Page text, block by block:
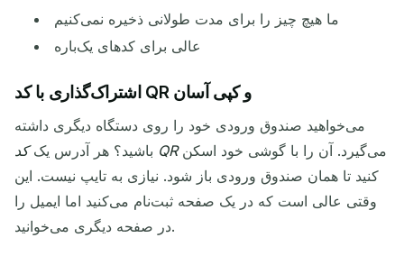
ما هیچ چیز را برای مدت طولانی ذخیره نمی‌کنیم
عالی برای کدهای یک‌باره
اشتراک‌گذاری با کد QR و کپی آسان
می‌خواهید صندوق ورودی خود را روی دستگاه دیگری داشته
باشید؟ هر آدرس یک کد QRمی‌گیرد. آن را با گوشی خود اسکن
کنید تا همان صندوق ورودی باز شود. نیازی به تایپ نیست. این
وقتی عالی است که در یک صفحه ثبت‌نام می‌کنید اما ایمیل را
در صفحه دیگری می‌خوانید.